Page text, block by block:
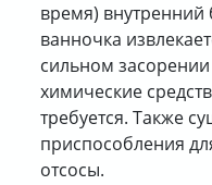
время) внутренний
ванночка
сильном
химические
требуется. Также
приспособления
отсосы.